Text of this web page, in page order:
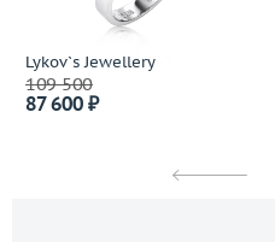
Lykov`s Jewellery
109 500
87 600 ₽